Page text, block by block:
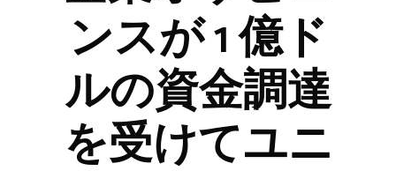
ンスが 1 億ド
ルの資金調達
を受けてユニ